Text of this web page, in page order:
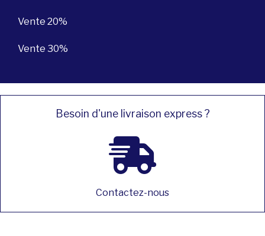
Vente 20%
Vente 30%
Besoin d'une livraison express ?
Contactez-nous